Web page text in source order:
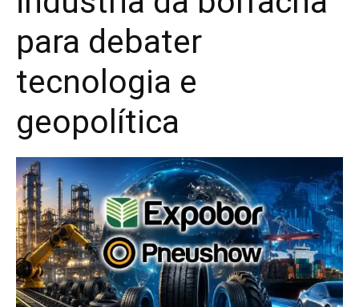
para debater
tecnologia e
geopolítica